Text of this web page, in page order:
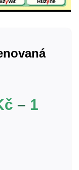
– 1